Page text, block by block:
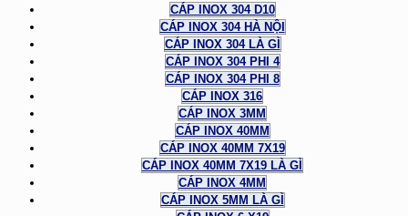
CÁP INOX 304 D10
CÁP INOX 304 HÀ NỘI
CÁP INOX 304 LÀ GÌ
CÁP INOX 304 PHI 4
CÁP INOX 304 PHI 8
CÁP INOX 316
CÁP INOX 3MM
CÁP INOX 40MM
CÁP INOX 40MM 7X19
CÁP INOX 40MM 7X19 LÀ GÌ
CÁP INOX 4MM
CÁP INOX 5MM LÀ GÌ